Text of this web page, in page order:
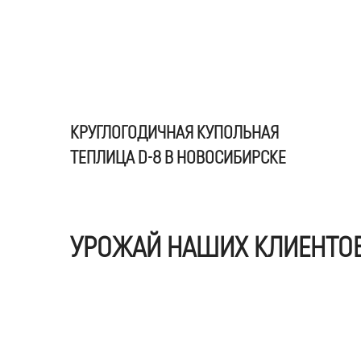
КРУГЛОГОДИЧНАЯ КУПОЛЬНАЯ
ТЕПЛИЦА D-8 В НОВОСИБИРСКЕ
УРОЖАЙ НАШИХ